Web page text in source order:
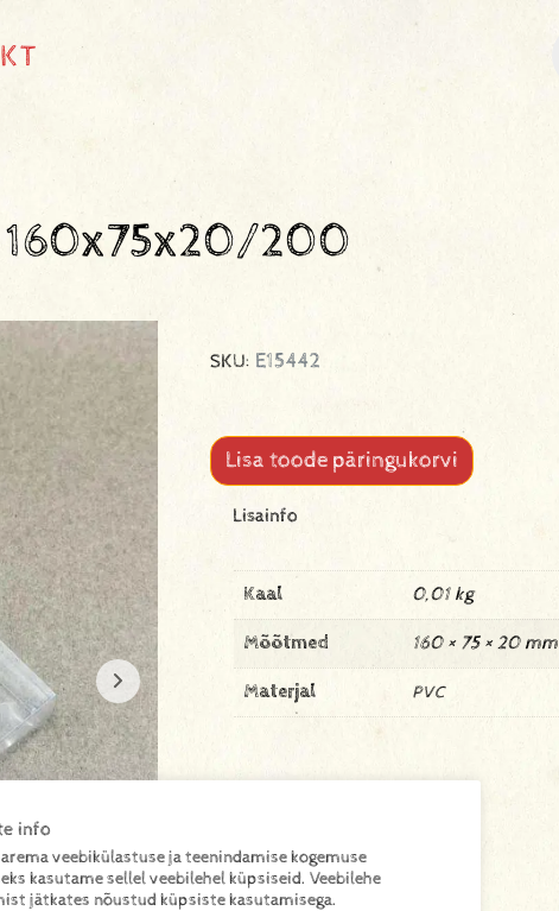
160x75x20/200
SKU: E15442
Lisa toode päringukorvi
Lisainfo
Kaal 0,01 kg
Mõõtmed 160 × 75 × 20 mm
Materjal PVC
info
veebikülastuse ja teenindamise kogemuse
kasutame sellel veebilehel küpsiseid. Veebilehe
jätkates nõustud küpsiste kasutamisega.